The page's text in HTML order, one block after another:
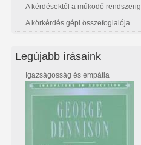
A kérdésektől a működő rendszerig
A körkérdés gépi összefoglalója
Legújabb írásaink
Igazságosság és empátia